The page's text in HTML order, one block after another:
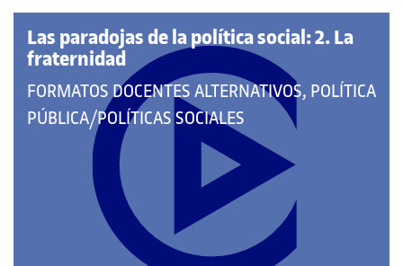
Las paradojas de la política social: 2. La
fraternidad
QUE
PERTENECE
CATEGORÍAS:
FORMATOS DOCENTES ALTERNATIVOS, POLÍTICA
PÚBLICA/POLÍTICAS SOCIALES